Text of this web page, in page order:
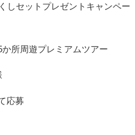
しセットプレゼントキャンペー
所周遊プレミアムツアー
応募